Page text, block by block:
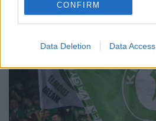
CONFIRM
Data Deletion Data Access